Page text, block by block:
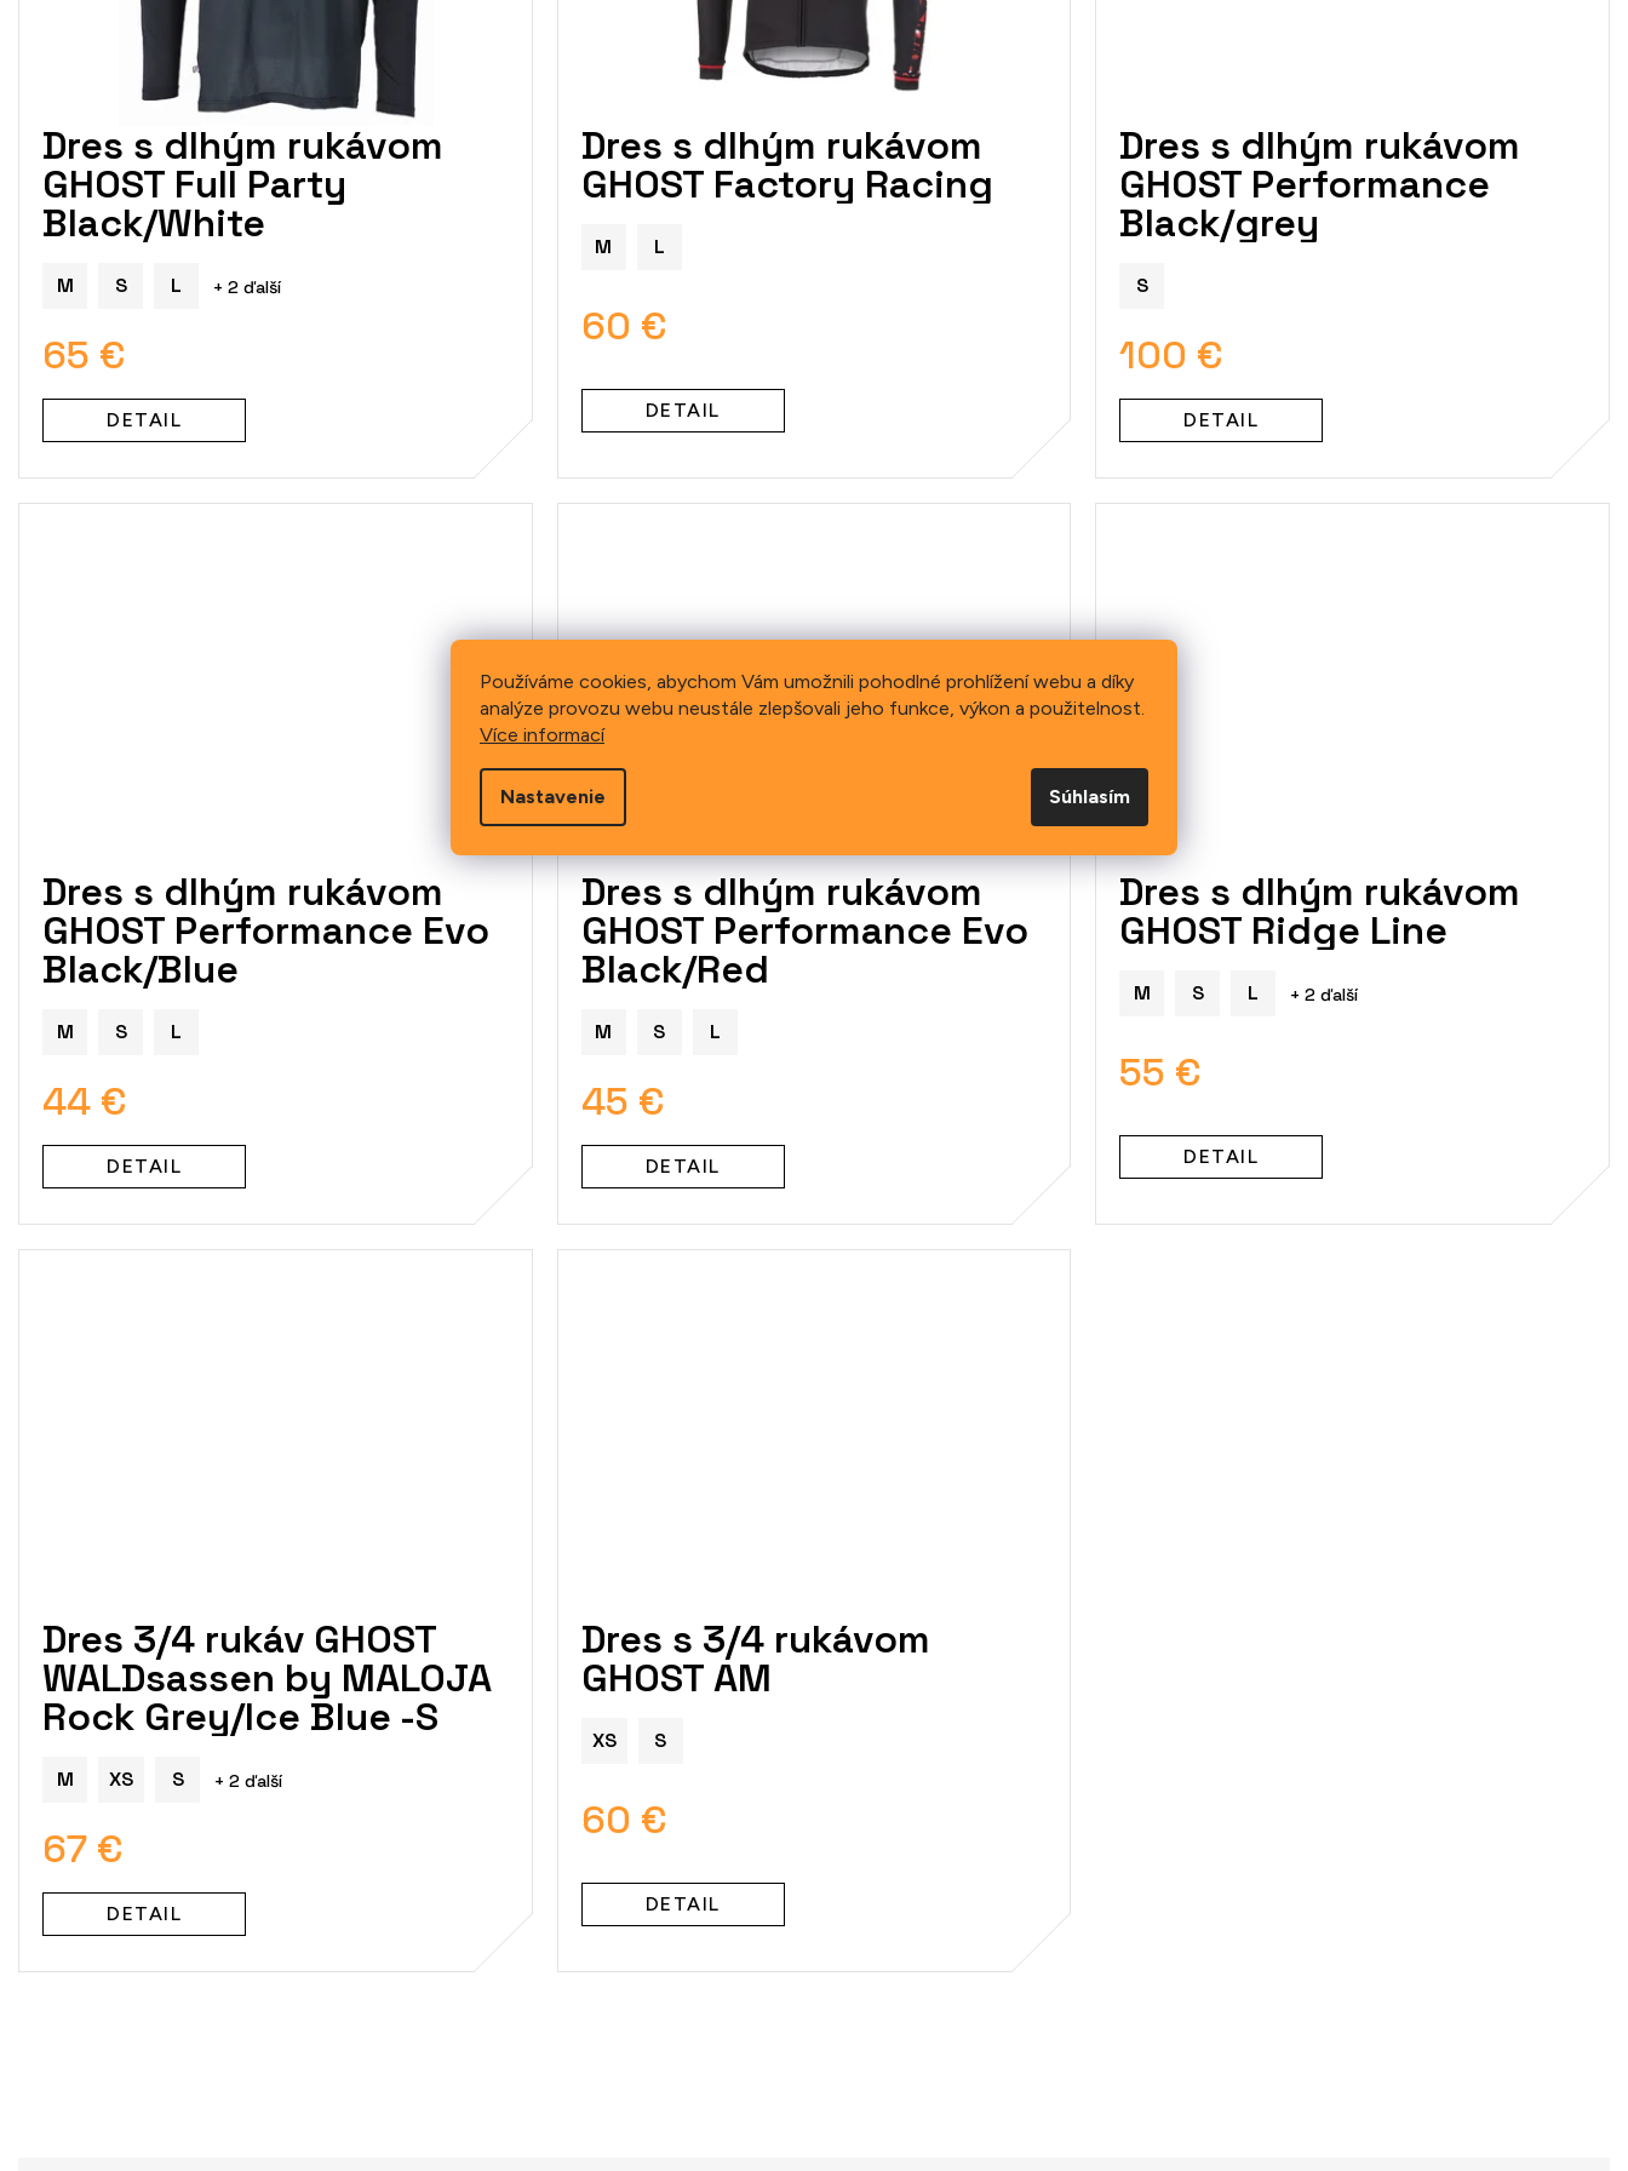
Používáme cookies, abychom Vám umožnili pohodlné prohlížení webu a díky
analýze provozu webu neustále zlepšovali jeho funkce, výkon a použitelnost.
Více informací
Nastavenie Súhlasím
Dres s dlhým rukávom
GHOST Full Party
Black/White
M S L + 2 ďalší
65 €
DETAIL
Dres s dlhým rukávom
GHOST Factory Racing
M L
60 €
DETAIL
Dres s dlhým rukávom
GHOST Performance
Black/grey
S
100 €
DETAIL
Dres s dlhým rukávom
GHOST Performance Evo
Black/Blue
M S L
44 €
DETAIL
Dres s dlhým rukávom
GHOST Performance Evo
Black/Red
M S L
45 €
DETAIL
Dres s dlhým rukávom
GHOST Ridge Line
M S L + 2 ďalší
55 €
DETAIL
Dres 3/4 rukáv GHOST
WALDsassen by MALOJA
Rock Grey/Ice Blue -S
M XS S + 2 ďalší
67 €
DETAIL
Dres s 3/4 rukávom
GHOST AM
XS S
60 €
DETAIL